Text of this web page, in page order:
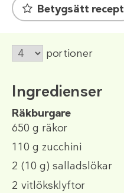
Betygsätt recept
portioner
Ingredienser
Räkburgare
650 g räkor
110 g zucchini
2 (10 g) salladslökar
2 vitlöksklyftor